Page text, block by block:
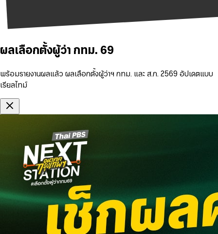
ผลเลือกตั้งผู้ว่า กทม. 69
พร้อมรายงานผลแล้ว ผลเลือกตั้งผู้ว่าฯ กทม. และ ส.ก. 2569 อัปเดตแบบ
เรียลไทม์